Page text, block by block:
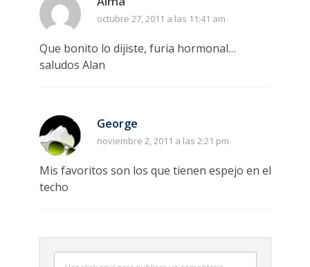
octubre 27, 2011 a las 11:41 am
Que bonito lo dijiste, furia hormonal…
saludos Alan
George
noviembre 2, 2011 a las 2:21 pm
Mis favoritos son los que tienen espejo en el
techo